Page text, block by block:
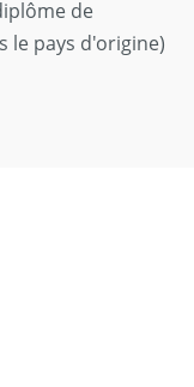
de
le pays d'origine)